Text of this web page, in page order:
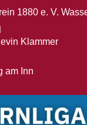
1880 e. V.
Klammer
am Inn